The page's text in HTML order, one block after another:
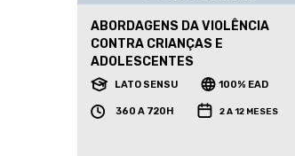
ABORDAGENS DA VIOLÊNCIA
CONTRA CRIANÇAS E
ADOLESCENTES
LATO SENSU 100% EAD
360 A 720H 2 A 12 MESES